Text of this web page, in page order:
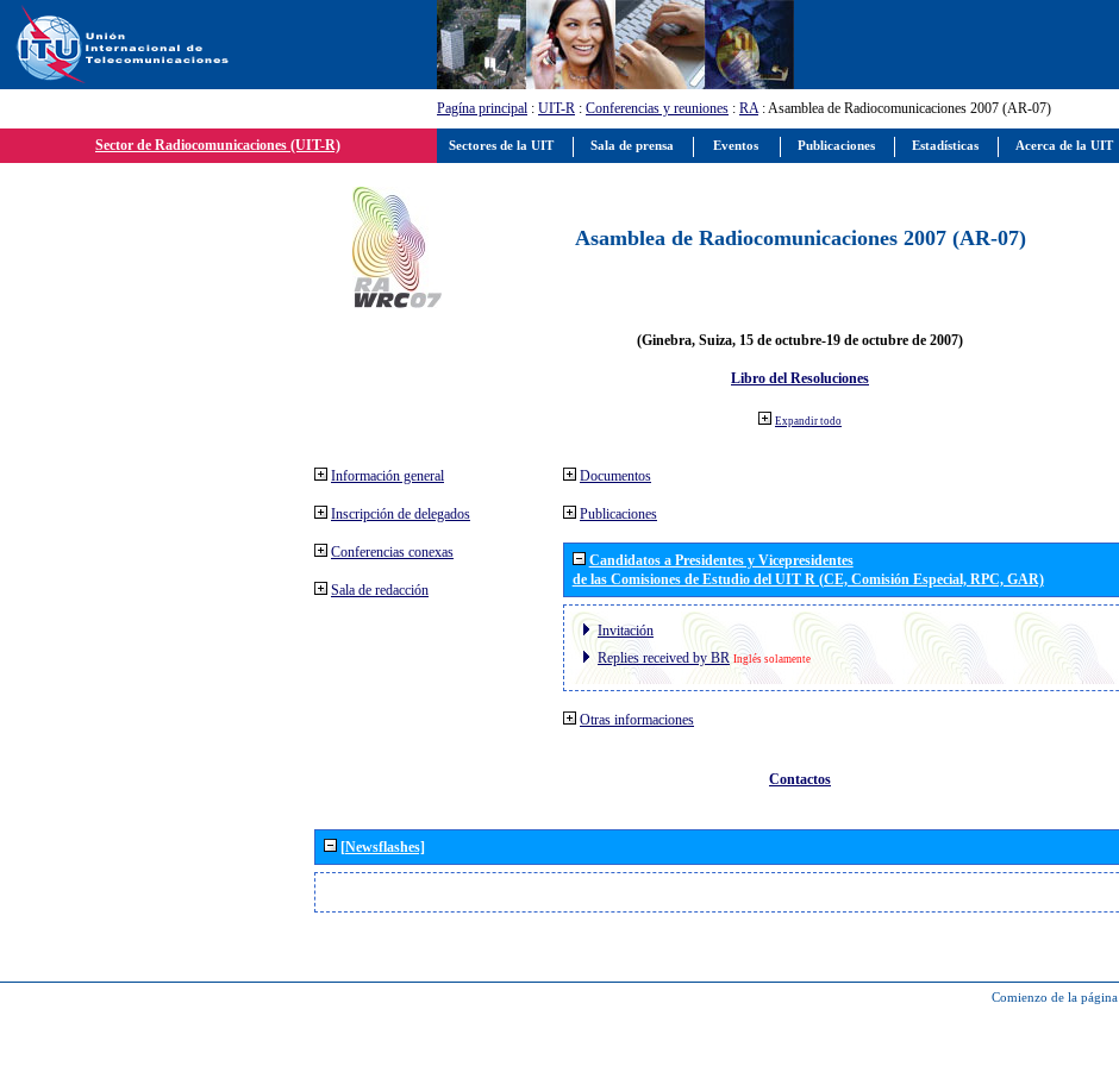
Pagína principal : UIT-R : Conferencias y reuniones : RA: Asamblea de Radiocomunicaciones 2007 (AR-07)
Sector de Radiocomunicaciones (UIT-R)
Asamblea de Radiocomunicaciones 2007 (AR-07)
(Ginebra, Suiza, 15 de octubre-19 de octubre de 2007)
Libro del Resoluciones
Expandir todo
Información general
Inscripción de delegados
Conferencias conexas
Sala de redacción
Documentos
Publicaciones
Candidatos a Presidentes y Vicepresidentes
de las Comisiones de Estudio del UIT R (CE, Comisión Especial, RPC, GAR)
Invitación
Replies received by BR Inglés solamente
Otras informaciones
Contactos
[Newsflashes]
Comienzo de la página
Sectores de la UIT Sala de prensa Eventos Publicaciones Estadísticas Acerca de la UIT